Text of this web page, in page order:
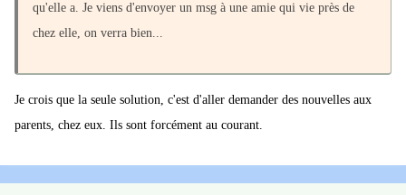
qu'elle a. Je viens d'envoyer un msg à une amie qui vie près de
chez elle, on verra bien...
Je crois que la seule solution, c'est d'aller demander des nouvelles aux
parents, chez eux. Ils sont forcément au courant.